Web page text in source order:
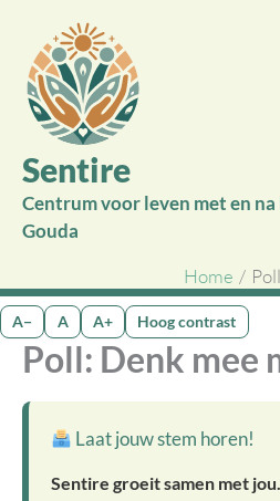
inhoud
Sentire
Centrum voor leven met en na
Gouda
Home
A− A A+ Hoog contrast
Poll: Denk mee
Laat jouw stem horen!
Sentire groeit samen met jou.